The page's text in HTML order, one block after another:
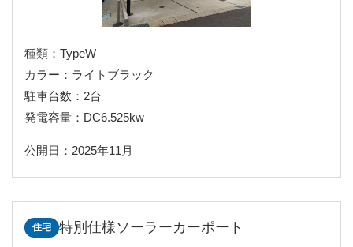
種類：TypeW
カラー：ライトブラック
駐車台数：2台
発電容量：DC6.525kw
公開日：2025年11月
特別仕様ソーラーカーポート
住宅